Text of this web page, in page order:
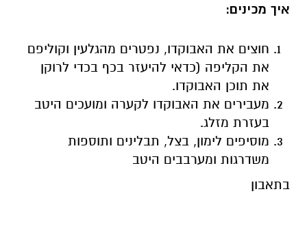
איך מכינים:
חוצים את האבוקדו, נפטרים מהגלעין וקוליפם
את הקליפה (כדאי להיעזר בכף בכדי לרוקן
את תוכן האבוקדו.
מעבירים את האבוקדו לקערה ומועכים היטב
בעזרת מזלג.
מוסיפים לימון, בצל, תבלינים ותוספות
משדרגות ומערבבים היטב
בתאבון